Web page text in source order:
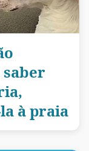
saber
à praia